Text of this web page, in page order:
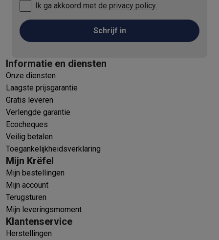
Ik ga akkoord met de privacy policy.
Schrijf in
Informatie en diensten
Onze diensten
Laagste prijsgarantie
Gratis leveren
Verlengde garantie
Ecocheques
Veilig betalen
Toegankelijkheidsverklaring
Mijn Krëfel
Mijn bestellingen
Mijn account
Terugsturen
Mijn leveringsmoment
Klantenservice
Herstellingen